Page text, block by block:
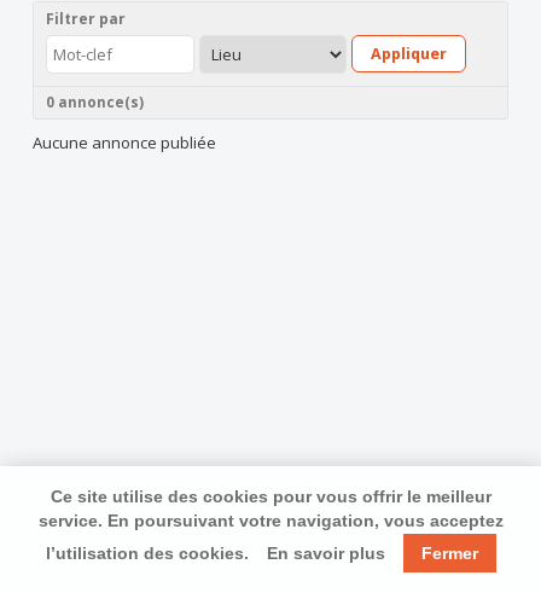
Filtrer par
Appliquer
0 annonce(s)
Aucune annonce publiée
Ce site utilise des cookies pour vous offrir le meilleur
service. En poursuivant votre navigation, vous acceptez
l’utilisation des cookies.
En savoir plus Fermer